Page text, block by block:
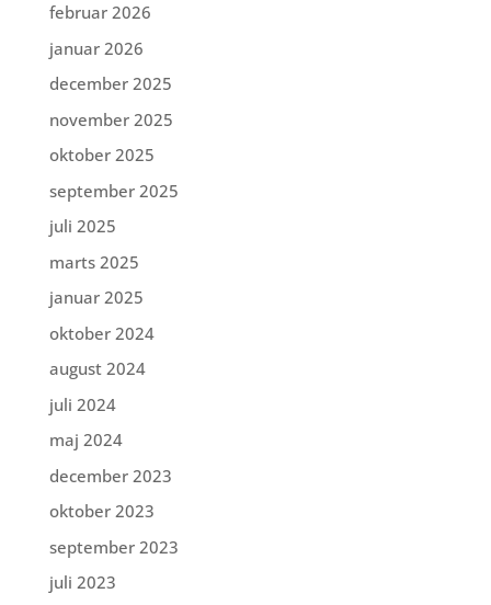
februar 2026
januar 2026
december 2025
november 2025
oktober 2025
september 2025
juli 2025
marts 2025
januar 2025
oktober 2024
august 2024
juli 2024
maj 2024
december 2023
oktober 2023
september 2023
juli 2023